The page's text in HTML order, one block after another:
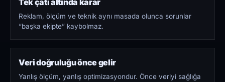
Tek çatı altında karar
Reklam, ölçüm ve teknik aynı masada olunca sorunlar
“başka ekipte” kaybolmaz.
Veri doğruluğu önce gelir
Yanlış ölçüm, yanlış optimizasyondur. Önce veriyi sağlığa